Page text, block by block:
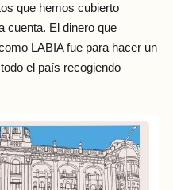
que hemos cubierto
cuenta. El dinero que
LABIA fue para hacer un
el país recogiendo